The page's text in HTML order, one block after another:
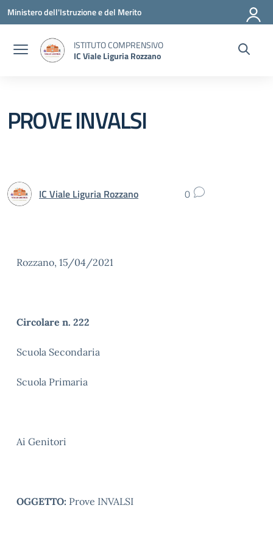
Vai ai contenuti
Vai al menu di navigazione
Vai al footer
Ministero dell'Istruzione e del Merito
ISTITUTO COMPRENSIVO
IC Viale Liguria Rozzano
PROVE INVALSI
IC Viale Liguria Rozzano 0
Rozzano, 15/04/2021
Circolare n. 222
Scuola Secondaria
Scuola Primaria
Ai Genitori
OGGETTO: Prove INVALSI